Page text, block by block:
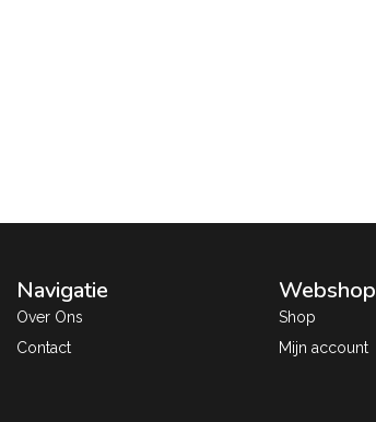
Navigatie
Over Ons
Contact
Webshop
Shop
Mijn account